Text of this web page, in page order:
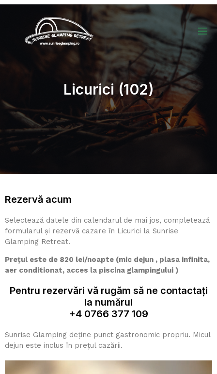
Licurici (102)
Rezervă acum
Selectează datele din calendarul de mai jos, completează
formularul și rezervă cazare în Licurici la Sunrise
Glamping Retreat.
Prețul este de 820 lei/noapte (mic dejun , plasa infinita,
aer conditionat, acces la piscina glampingului )
Pentru rezervări vă rugăm să ne contactați
la numărul
+4 0766 377 109
Sunrise Glamping deține punct gastronomic propriu. Micul
dejun este inclus în prețul cazării.